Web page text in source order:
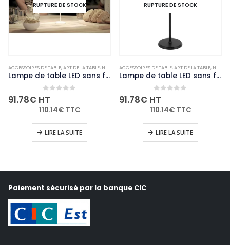
,NON-PALETTISABLE
RUPTURE DE STOCK
ACCESSOIRES DE TABLE,ART DE LA TABLE, NON-PALETTISABLE
Lampe de table LED sans fil blanche à intensité variable Securit Feline avec câble de chargement magnétique
0out of 5
91.78€ HT
110.14€ TTC
LIRE LA SUITE
RUPTURE DE STOCK
ACCESSOIRES DE TABLE,ART DE LA TABLE, NON-PALETTISABLE
Lampe de table LED sans fil noire à intensité variable Securit Feline avec câble de chargement magnétique
0out of 5
91.78€ HT
110.14€ TTC
LIRE LA SUITE
Paiement sécurisé par la banque CIC